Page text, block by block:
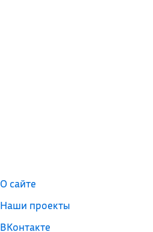
О сайте
Наши проекты
ВКонтакте